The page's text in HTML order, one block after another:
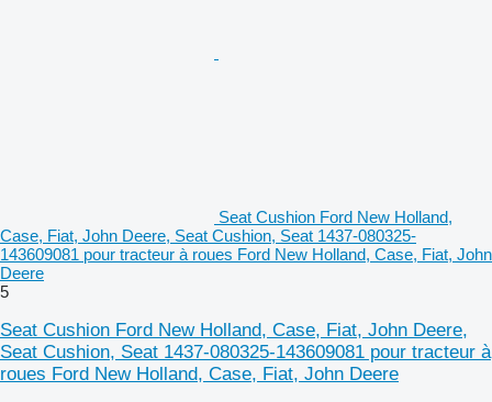
Seat Cushion Ford New Holland,
Case, Fiat, John Deere, Seat Cushion, Seat 1437-080325-
143609081 pour tracteur à roues Ford New Holland, Case, Fiat, John
Deere
5
Seat Cushion Ford New Holland, Case, Fiat, John Deere,
Seat Cushion, Seat 1437-080325-143609081 pour tracteur à
roues Ford New Holland, Case, Fiat, John Deere